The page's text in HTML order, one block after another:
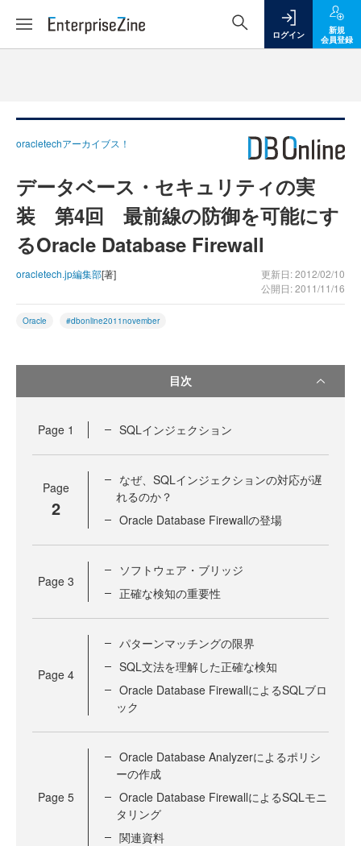
ログイン
新規
会員登録
oracletechアーカイブス！
データベース・セキュリティの実
装 第4回 最前線の防御を可能にす
るOracle Database Firewall
oracletech.jp編集部[著]
更新日: 2012/02/10
公開日: 2011/11/16
Oracle #dbonline2011november
目次
Page 1 SQLインジェクション
Page
2
なぜ、SQLインジェクションの対応が遅
れるのか？
Oracle Database Firewallの登場
Page 3
ソフトウェア・ブリッジ
正確な検知の重要性
Page 4
パターンマッチングの限界
SQL文法を理解した正確な検知
Oracle Database FirewallによるSQLブロ
ック
Page 5
Oracle Database Analyzerによるポリシ
ーの作成
Oracle Database FirewallによるSQLモニ
タリング
関連資料